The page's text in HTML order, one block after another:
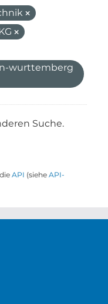
wurttemberg
Suche.
API (siehe API-